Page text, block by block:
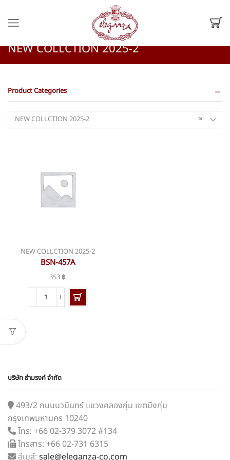
NEW COLLCTION 2025-2
Product Categories
×
NEW COLLCTION 2025-2
NEW COLLCTION 2025-2
BSN-457A
353 ฿
จำนวน
บริษัท ธำมรงค์ จำกัด
493/2 ถนนนวมินทร์ แขวงคลองกุ่ม เขตบึงกุ่ม
กรุงเทพมหานคร 10240
โทร: +66 02-379 3072 #134
โทรสาร: +66 02-731 6315
อีเมล์: sale@eleganza-co.com